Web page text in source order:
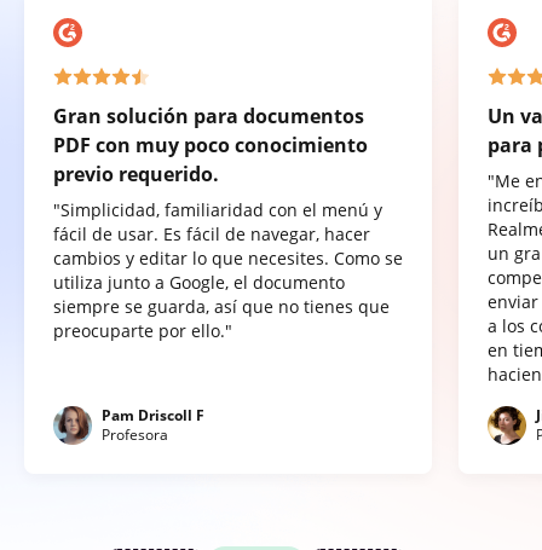
Gran solución para documentos
PDF con muy poco conocimiento
previo requerido.
"Simplicidad, familiaridad con el menú y
fácil de usar. Es fácil de navegar, hacer
cambios y editar lo que necesites. Como se
utiliza junto a Google, el documento
siempre se guarda, así que no tienes que
preocuparte por ello."
Pam Driscoll F
Profesora
Un
para
"Me
un
a los
en